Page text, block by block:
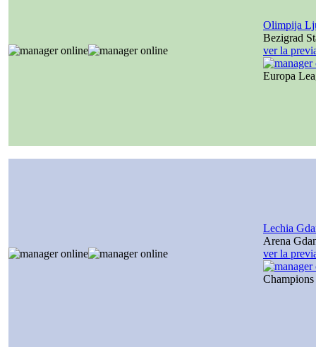
Olimpija
Bezigrad
ver la
Europa
Lechia
Arena
ver la